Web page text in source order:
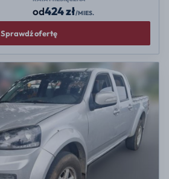
od424 zł/MIES.
Sprawdź ofertę